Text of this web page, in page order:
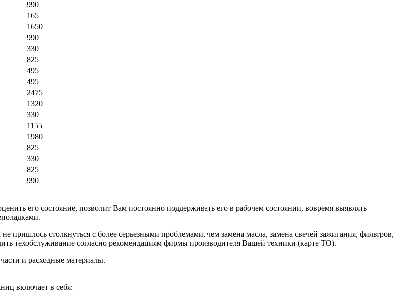
990
165
1650
990
330
825
495
495
2475
1320
330
1155
1980
825
330
825
990
его состояние, позволит Вам постоянно поддерживать его в рабочем состоянии, вовремя выявлять
пришлось столкнуться с более серьезными проблемами, чем замена масла, замена свечей зажигания, фильтров,
техобслуживание согласно рекомендациям фирмы производителя Вашей техники (карте ТО).
и расходные материалы.
включает в себя: